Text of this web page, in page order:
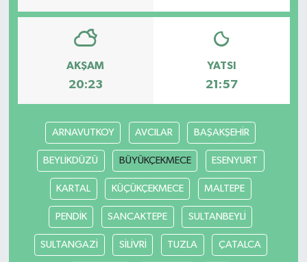
AKŞAM
20:23
YATSI
21:57
ARNAVUTKOY AVCILAR BAŞAKŞEHİR
BEYLİKDÜZÜ BÜYÜKÇEKMECE ESENYURT
KARTAL KÜÇÜKÇEKMECE MALTEPE
PENDİK SANCAKTEPE SULTANBEYLİ
SULTANGAZİ SİLİVRİ TUZLA ÇATALCA
Türkiye
YEREL